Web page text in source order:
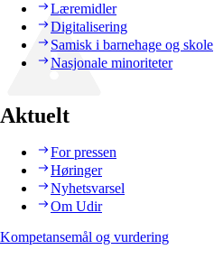
Læremidler
Digitalisering
Samisk i barnehage og skole
Nasjonale minoriteter
Aktuelt
For pressen
Høringer
Nyhetsvarsel
Om Udir
Kompetansemål og vurdering